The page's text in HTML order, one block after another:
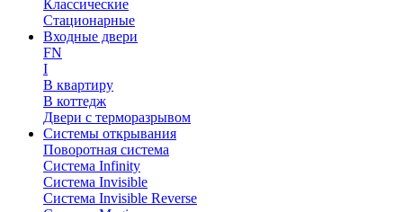
Классические
Стационарные
Входные двери
FN
I
В квартиру
В коттедж
Двери с терморазрывом
Системы открывания
Поворотная система
Система Infinity
Система Invisible
Система Invisible Reverse